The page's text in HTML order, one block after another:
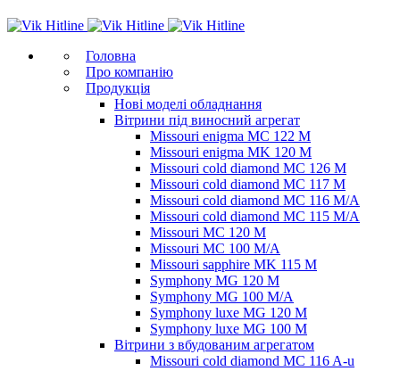
Головна
Про компанію
Продукція
Нові моделі обладнання
Вітрини під виносний агрегат
Missouri enigma MC 122 M
Missouri enigma MK 120 M
Missouri cold diamond MC 126 M
Missouri cold diamond MC 117 M
Missouri cold diamond MC 116 M/A
Missouri cold diamond MC 115 M/A
Missouri MC 120 M
Missouri MC 100 M/A
Missouri sapphire MK 115 M
Symphony MG 120 M
Symphony MG 100 M/А
Symphony luxe MG 120 M
Symphony luxe MG 100 M
Вітрини з вбудованим агрегатом
Missouri cold diamond MC 116 A-u